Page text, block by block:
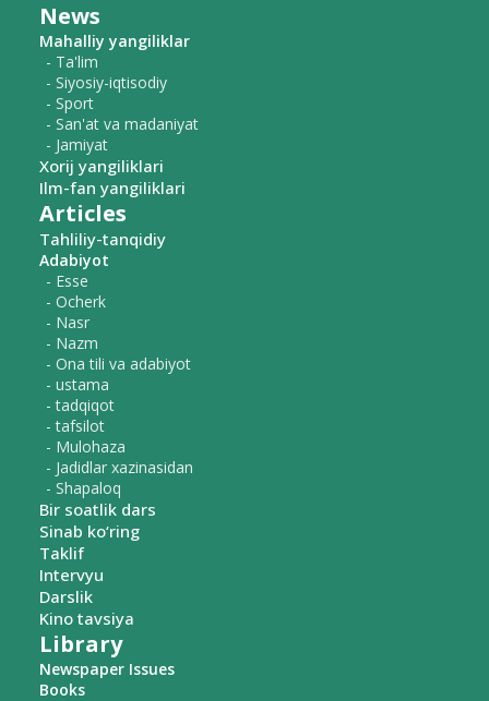
News
Mahalliy yangiliklar
- Ta'lim
- Siyosiy-iqtisodiy
- Sport
- San'at va madaniyat
- Jamiyat
Xorij yangiliklari
Ilm-fan yangiliklari
Articles
Tahliliy-tanqidiy
Adabiyot
- Esse
- Ocherk
- Nasr
- Nazm
- Ona tili va adabiyot
- ustama
- tadqiqot
- tafsilot
- Mulohaza
- Jadidlar xazinasidan
- Shapaloq
Bir soatlik dars
Sinab ko‘ring
Taklif
Intervyu
Darslik
Kino tavsiya
Library
Newspaper Issues
Books